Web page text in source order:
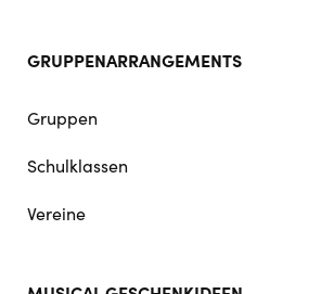
GRUPPENARRANGEMENTS
Gruppen
Schulklassen
Vereine